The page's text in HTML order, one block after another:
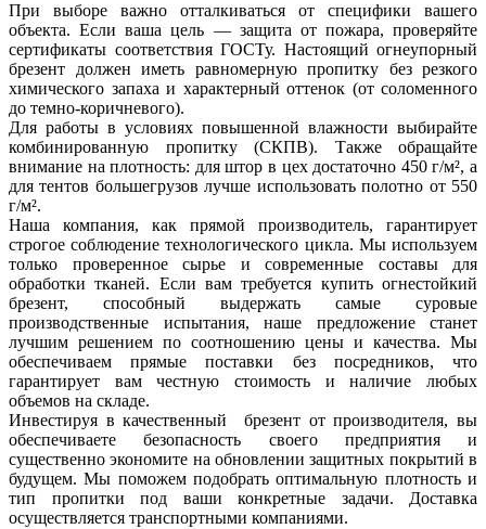
При выборе важно отталкиваться от специфики вашего
объекта. Если ваша цель — защита от пожара, проверяйте
сертификаты соответствия ГОСТу. Настоящий огнеупорный
брезент должен иметь равномерную пропитку без резкого
химического запаха и характерный оттенок (от соломенного
до темно-коричневого).
Для работы в условиях повышенной влажности выбирайте
комбинированную пропитку (СКПВ). Также обращайте
внимание на плотность: для штор в цех достаточно 450 г/м², а
для тентов большегрузов лучше использовать полотно от 550
г/м².
Наша компания, как прямой производитель, гарантирует
строгое соблюдение технологического цикла. Мы используем
только проверенное сырье и современные составы для
обработки тканей. Если вам требуется купить огнестойкий
брезент, способный выдержать самые суровые
производственные испытания, наше предложение станет
лучшим решением по соотношению цены и качества. Мы
обеспечиваем прямые поставки без посредников, что
гарантирует вам честную стоимость и наличие любых
объемов на складе.
Инвестируя в качественный брезент от производителя, вы
обеспечиваете безопасность своего предприятия и
существенно экономите на обновлении защитных покрытий в
будущем. Мы поможем подобрать оптимальную плотность и
тип пропитки под ваши конкретные задачи. Доставка
осуществляется транспортными компаниями.